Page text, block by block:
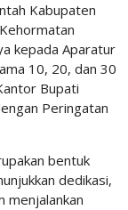
Kabupaten
kepada Aparatur
10, 20, dan 30
Bupati
Peringatan
bentuk
dedikasi,
menjalankan